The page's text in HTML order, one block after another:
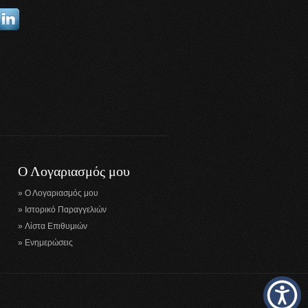
Ο Λογαριασμός μου
Ο Λογαριασμός μου
Ιστορικό Παραγγελιών
Λίστα Επιθυμιών
Ενημερώσεις